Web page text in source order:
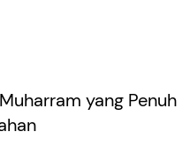
yang Penuh